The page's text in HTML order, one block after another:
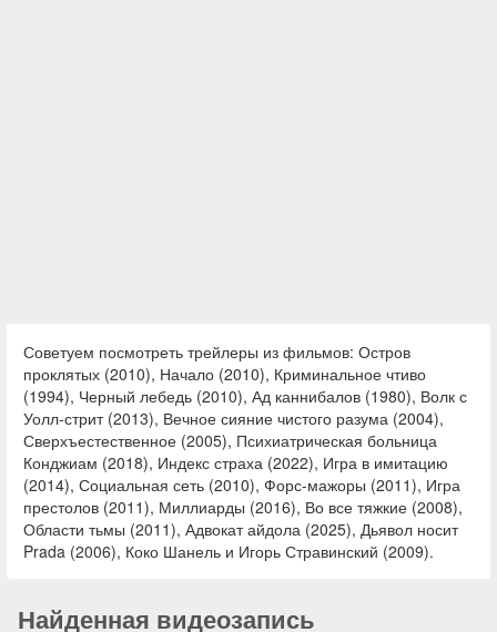
Советуем посмотреть трейлеры из фильмов: Остров
проклятых (2010), Начало (2010), Криминальное чтиво
(1994), Черный лебедь (2010), Ад каннибалов (1980), Волк с
Уолл-стрит (2013), Вечное сияние чистого разума (2004),
Сверхъестественное (2005), Психиатрическая больница
Конджиам (2018), Индекс страха (2022), Игра в имитацию
(2014), Социальная сеть (2010), Форс-мажоры (2011), Игра
престолов (2011), Миллиарды (2016), Во все тяжкие (2008),
Области тьмы (2011), Адвокат айдола (2025), Дьявол носит
Prada (2006), Коко Шанель и Игорь Стравинский (2009).
Найденная видеозапись